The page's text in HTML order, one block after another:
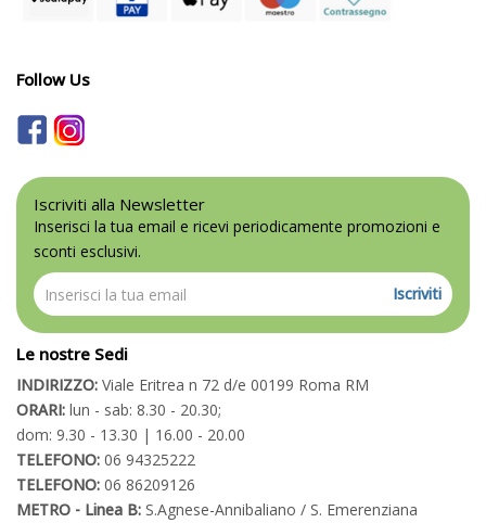
Follow Us
Iscriviti alla Newsletter
Inserisci la tua email e ricevi periodicamente promozioni e
sconti esclusivi.
Iscriviti
Le nostre Sedi
INDIRIZZO: Viale Eritrea n 72 d/e 00199 Roma RM
ORARI: lun - sab: 8.30 - 20.30;
dom: 9.30 - 13.30 | 16.00 - 20.00
TELEFONO: 06 94325222
TELEFONO: 06 86209126
METRO - Linea B: S.Agnese-Annibaliano / S. Emerenziana